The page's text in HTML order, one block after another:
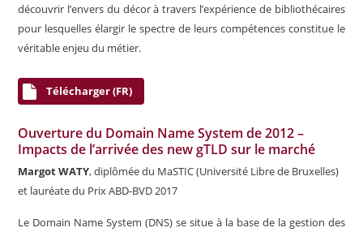
découvrir l’envers du décor à travers l’expérience de bibliothécaires
pour lesquelles élargir le spectre de leurs compétences constitue le
véritable enjeu du métier.
Télécharger (FR)
Ouverture du Domain Name System de 2012 –
Impacts de l’arrivée des new gTLD sur le marché
Margot WATY, diplômée du MaSTIC (Université Libre de Bruxelles)
et lauréate du Prix ABD-BVD 2017
Le Domain Name System (DNS) se situe à la base de la gestion des